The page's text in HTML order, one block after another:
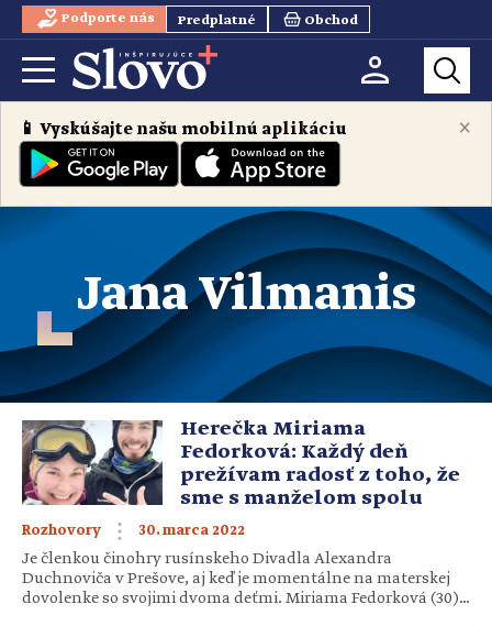
Podporte nás Predplatné Obchod
×
📱 Vyskúšajte našu mobilnú aplikáciu
Jana Vilmanis
Herečka Miriama
Fedorková: Každý deň
prežívam radosť z toho, že
sme s manželom spolu
Rozhovory 30. marca 2022
Je členkou činohry rusínskeho Divadla Alexandra
Duchnoviča v Prešove, aj keď je momentálne na materskej
dovolenke so svojimi dvoma deťmi. Miriama Fedorková (30)